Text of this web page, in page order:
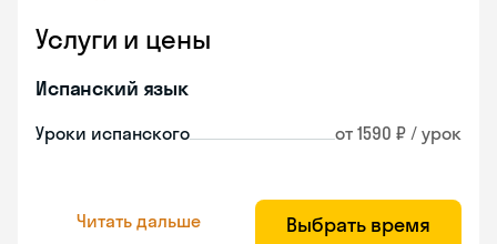
Услуги и цены
Испанский язык
Уроки испанского от 1590 ₽ / урок
Читать дальше Выбрать время